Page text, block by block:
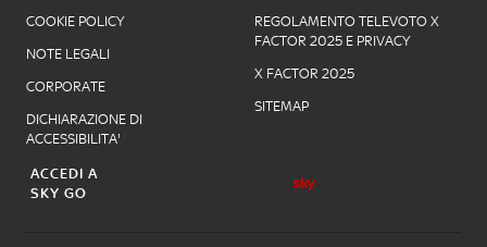
COOKIE POLICY
NOTE LEGALI
CORPORATE
DICHIARAZIONE DI
ACCESSIBILITA'
REGOLAMENTO TELEVOTO X
FACTOR 2025 E PRIVACY
X FACTOR 2025
SITEMAP
ACCEDI A
SKY GO